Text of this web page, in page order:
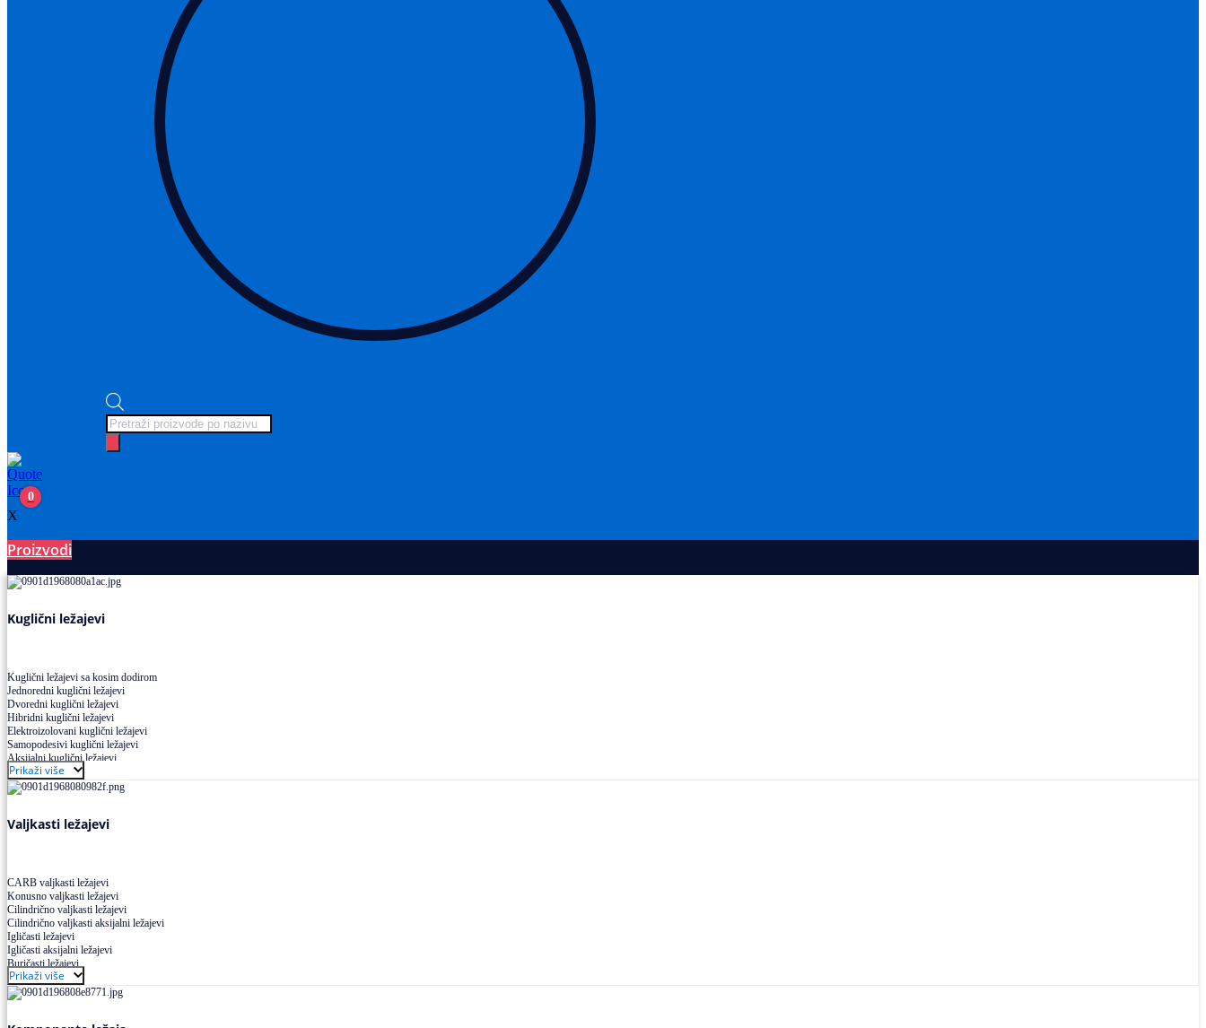
Products
search
0
X
Proizvodi
Kuglični ležajevi
Kuglični ležajevi sa kosim dodirom
Jednoredni kuglični ležajevi
Dvoredni kuglični ležajevi
Hibridni kuglični ležajevi
Elektroizolovani kuglični ležajevi
Samopodesivi kuglični ležajevi
Aksijalni kuglični ležajevi
Kuglični ležajevi od nerđajućeg čelika
Prikaži više
Valjkasti ležajevi
CARB valjkasti ležajevi
Konusno valjkasti ležajevi
Cilindrično valjkasti ležajevi
Cilindrično valjkasti aksijalni ležajevi
Igličasti ležajevi
Igličasti aksijalni ležajevi
Buričasti ležajevi
Buričasti zaptiveni ležajevi
Buričasti aksijalni ležajevi
Prikaži više